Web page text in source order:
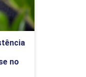
Definição
e Arte.
de
Brasil
no